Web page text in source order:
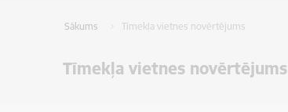
Sākums Tīmekļa vietnes novērtējums
Tīmekļa vietnes novērtējums